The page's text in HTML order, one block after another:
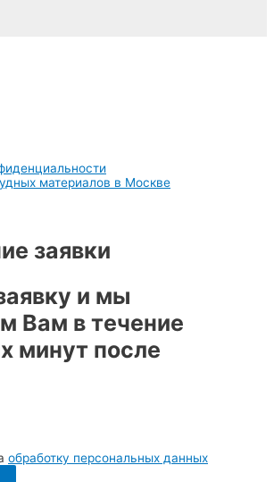
материалов в Москве
заявки
и мы
Вам в течение
минут после
обработку персональных данных